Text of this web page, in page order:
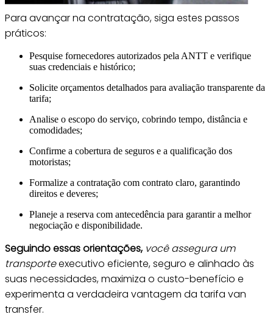
Para avançar na contratação, siga estes passos
práticos:
Pesquise fornecedores autorizados pela ANTT e verifique
suas credenciais e histórico;
Solicite orçamentos detalhados para avaliação transparente da
tarifa;
Analise o escopo do serviço, cobrindo tempo, distância e
comodidades;
Confirme a cobertura de seguros e a qualificação dos
motoristas;
Formalize a contratação com contrato claro, garantindo
direitos e deveres;
Planeje a reserva com antecedência para garantir a melhor
negociação e disponibilidade.
Seguindo essas orientações, você assegura um
transporteexecutivo eficiente, seguro e alinhado às
suas necessidades, maximiza o custo-benefício e
experimenta a verdadeira vantagem da tarifa van
transfer.